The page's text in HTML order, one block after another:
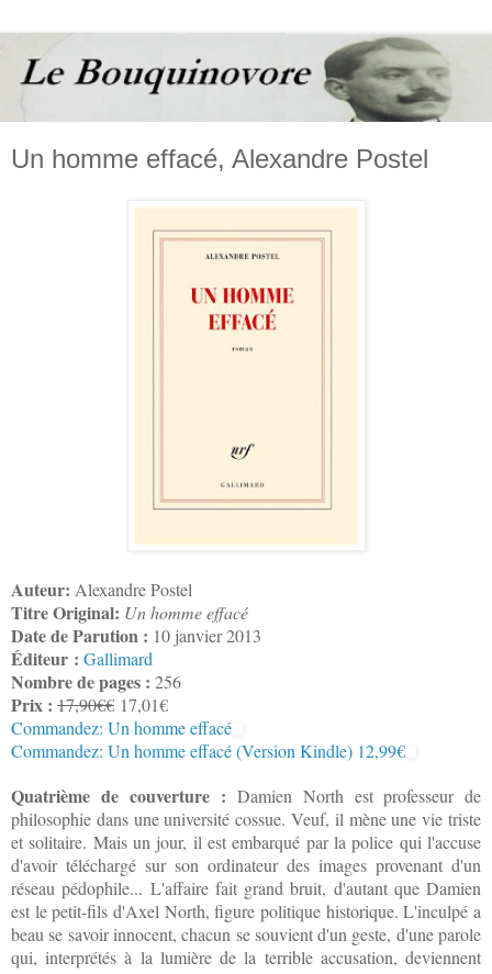
Un homme effacé, Alexandre Postel
Auteur: Alexandre Postel
Titre Original: Un homme effacé
Date de Parution : 10 janvier 2013
Éditeur : Gallimard
Nombre de pages : 256
Prix : 17,90€€ 17,01€
Commandez: Un homme effacé
Commandez: Un homme effacé (Version Kindle) 12,99€
Quatrième de couverture : Damien North est professeur de
philosophie dans une université cossue. Veuf, il mène une vie triste
et solitaire. Mais un jour, il est embarqué par la police qui l'accuse
d'avoir téléchargé sur son ordinateur des images provenant d'un
réseau pédophile... L'affaire fait grand bruit, d'autant que Damien
est le petit-fils d'Axel North, figure politique historique. L'inculpé a
beau se savoir innocent, chacun se souvient d'un geste, d'une parole
qui, interprétés à la lumière de la terrible accusation, deviennent